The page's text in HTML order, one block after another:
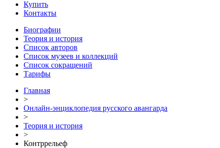
Купить
Контакты
Биографии
Теория и история
Список авторов
Список музеев и коллекций
Список сокращений
Тарифы
Главная
>
Онлайн-энциклопедия русского авангарда
>
Теория и история
>
Контррельеф